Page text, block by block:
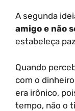
A segunda
amigo e não
estabeleça
Quando
com o
era irônico,
tempo, não o